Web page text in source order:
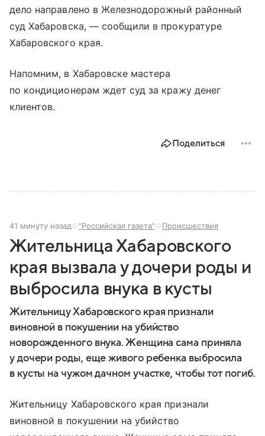
дело направлено в Железнодорожный районный
суд Хабаровска, — сообщили в прокуратуре
Хабаровского края.
Напомним, в Хабаровске мастера
по кондиционерам ждет суд за кражу денег
клиентов.
Поделиться
41 минуту назад "Российская газета" Происшествия
Жительница Хабаровского
края вызвала у дочери роды и
выбросила внука в кусты
Жительницу Хабаровского края признали
виновной в покушении на убийство
новорожденного внука. Женщина сама приняла
у дочери роды, еще живого ребенка выбросила
в кусты на чужом дачном участке, чтобы тот погиб.
Жительницу Хабаровского края признали
виновной в покушении на убийство